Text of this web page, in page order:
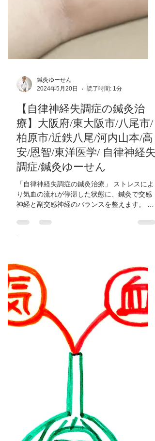
鍼灸ゆーせん
2024年5月20日
読了時間: 1分
【自律神経失調症の鍼灸治
療】大阪府/東大阪市/八尾市/
柏原市/近鉄八尾/河内山本/高
安/恩智/東洋医学/ 自律神経失
調症/鍼灸ゆーせん
「自律神経失調症の鍼灸治療」 ストレスによ
ず脈診、腹診、舌診などで全身の状態を確認
し、経絡に鍼灸を行い気血の流れを整えま
す。 また精神的ストレスを抱えていると首、
肩、背中が凝る事が多いため、筋...